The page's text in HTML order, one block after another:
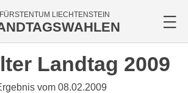
FÜRSTENTUM LIECHTENSTEIN
Landtag 2009
vom 08.02.2009